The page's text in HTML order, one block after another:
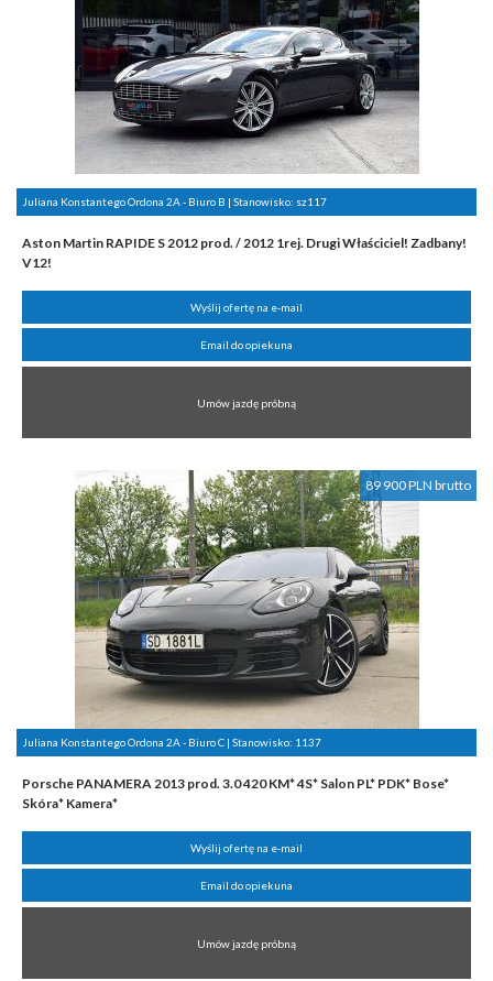
Juliana Konstantego Ordona 2A - Biuro B | Stanowisko: sz117
Aston Martin RAPIDE S 2012 prod. / 2012 1rej. Drugi Właściciel! Zadbany!
V12!
Wyślij ofertę na e-mail
Email do opiekuna
Umów jazdę próbną
89 900 PLN brutto
Juliana Konstantego Ordona 2A - Biuro C | Stanowisko: 1137
Porsche PANAMERA 2013 prod. 3.0 420 KM* 4S* Salon PL* PDK* Bose*
Skóra* Kamera*
Wyślij ofertę na e-mail
Email do opiekuna
Umów jazdę próbną